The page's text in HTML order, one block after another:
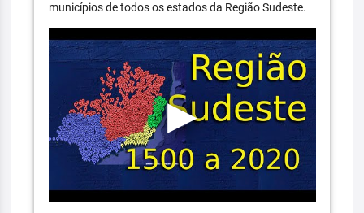
municípios de todos os estados da Região Sudeste.